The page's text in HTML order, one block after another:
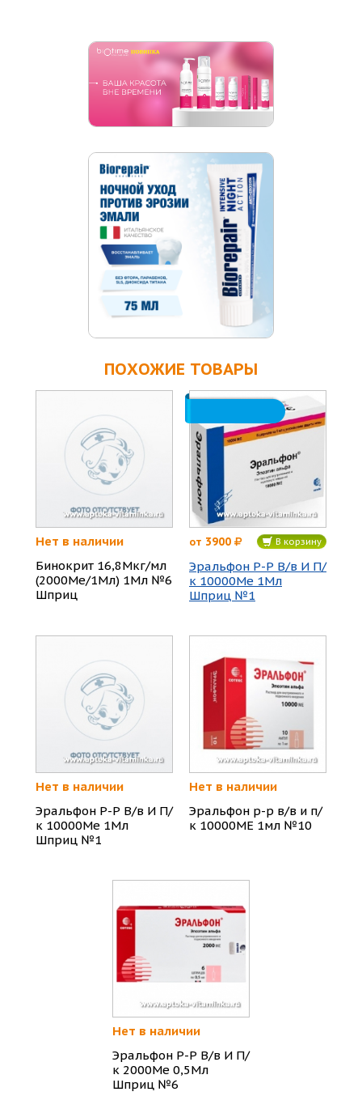
ПОХОЖИЕ ТОВАРЫ
Нет в наличии
Бинокрит 16,8Мкг/мл
(2000Ме/1Мл) 1Мл №6
Шприц
от 3900 В корзину
Эральфон Р-Р В/в И П/
к 10000Ме 1Мл
Шприц №1
Нет в наличии
Эральфон Р-Р В/в И П/
к 10000Ме 1Мл
Шприц №1
Нет в наличии
Эральфон р-р в/в и п/
к 10000МЕ 1мл №10
Нет в наличии
Эральфон Р-Р В/в И П/
к 2000Ме 0,5Мл
Шприц №6